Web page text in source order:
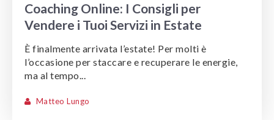
Coaching Online: I Consigli per
Vendere i Tuoi Servizi in Estate
È finalmente arrivata l’estate! Per molti è
l’occasione per staccare e recuperare le energie,
ma al tempo...
Matteo Lungo